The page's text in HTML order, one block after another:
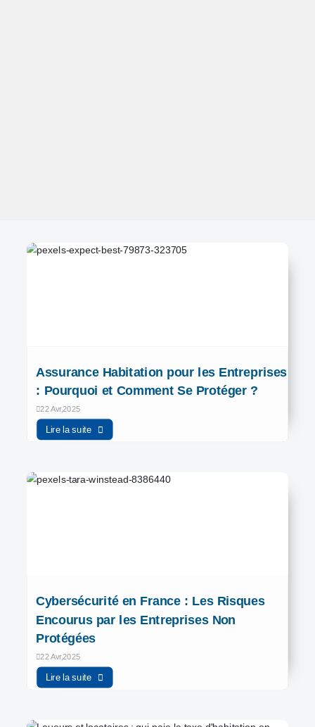
Assurance Habitation pour les Entreprises
: Pourquoi et Comment Se Protéger ?
22 Avr,2025
Lire la suite
Cybersécurité en France : Les Risques
Encourus par les Entreprises Non
Protégées
22 Avr,2025
Lire la suite